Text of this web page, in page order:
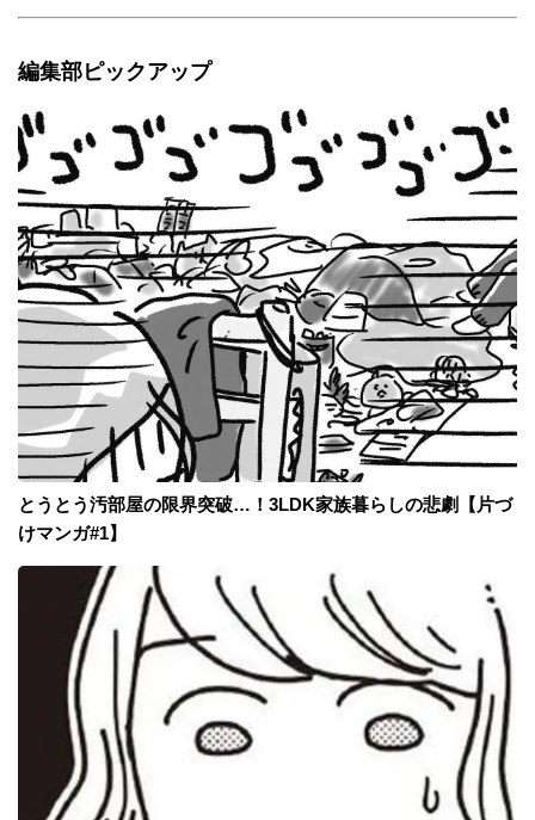
編集部ピックアップ
とうとう汚部屋の限界突破…！3LDK家族暮らしの悲劇【片づ
けマンガ#1】